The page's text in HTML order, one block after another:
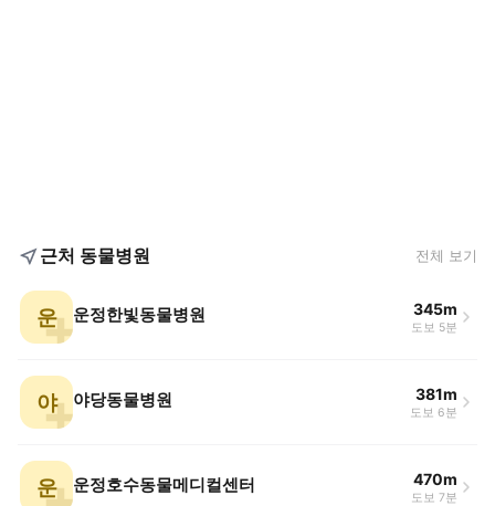
근처 동물병원 전체 보기
운 운정한빛동물병원 345m
도보 5분
야 야당동물병원 381m
도보 6분
운 운정호수동물메디컬센터 470m
도보 7분